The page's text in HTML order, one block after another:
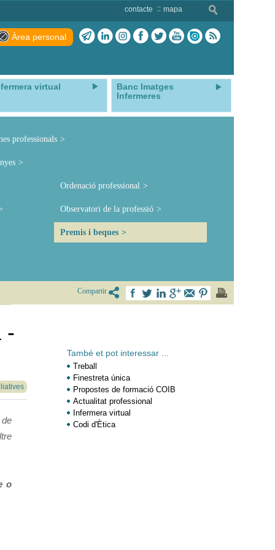
contacte mapa
Àrea personal
virtual
Banc Imatges
Infermeres
professionals
Ordenació professional
Observatori de la professió
Premis i beques
Compartir
-
o
També et pot interessar ...
Treball
Finestreta única
Propostes de formació COIB
Actualitat professional
Infermera virtual
Codi d'Ètica